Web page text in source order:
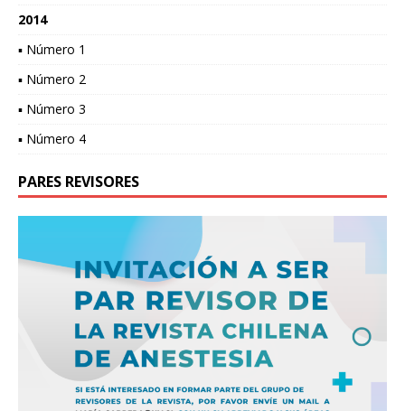
2014
▪ Número 1
▪ Número 2
▪ Número 3
▪ Número 4
PARES REVISORES